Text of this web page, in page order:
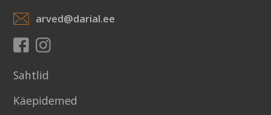
arved@darial.ee
Sahtlid
Käepidemed